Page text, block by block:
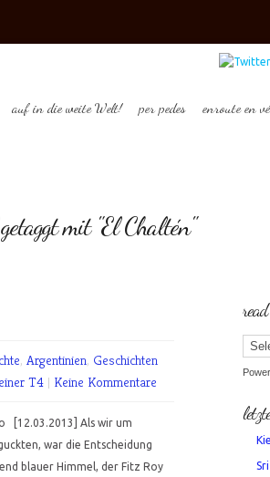
auf in die weite Welt! per pedes enroute en
mit "El Chaltén"
, Argentinien, Geschichten
T4 | Keine Kommentare
[12.03.2013] Als wir um
war die Entscheidung
blauer Himmel, der Fitz Roy